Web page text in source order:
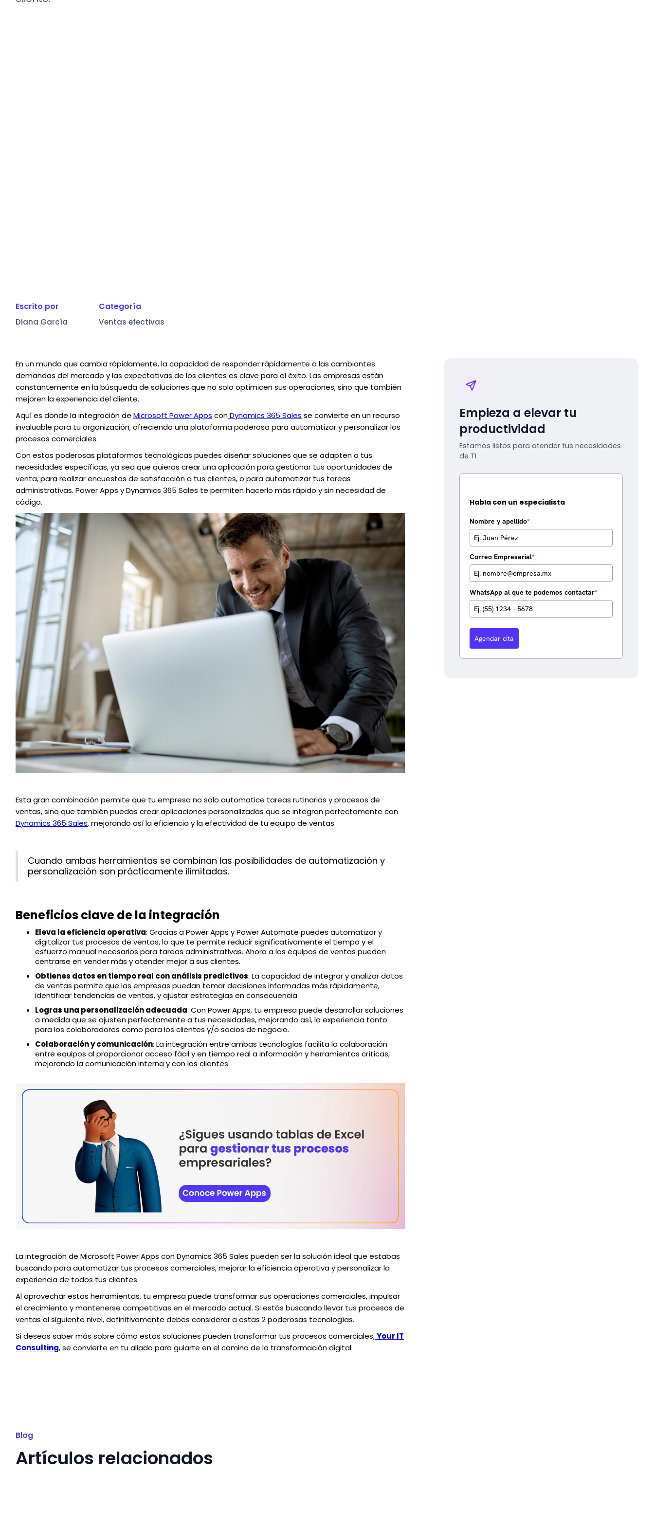
Escrito por
Diana García
Categoría
Ventas efectivas
En un mundo que cambia rápidamente, la capacidad de responder rápidamente a las cambiantes
demandas del mercado y las expectativas de los clientes es clave para el éxito. Las empresas están
constantemente en la búsqueda de soluciones que no solo optimicen sus operaciones, sino que también
mejoren la experiencia del cliente.
Aquí es donde la integración de Microsoft Power Apps conDynamics 365 Sales se convierte en un recurso
invaluable para tu organización, ofreciendo una plataforma poderosa para automatizar y personalizar los
procesos comerciales.
Con estas poderosas plataformas tecnológicas puedes diseñar soluciones que se adapten a tus
necesidades específicas, ya sea que quieras crear una aplicación para gestionar tus oportunidades de
venta, para realizar encuestas de satisfacción a tus clientes, o para automatizar tus tareas
administrativas. Power Apps y Dynamics 365 Sales te permiten hacerlo más rápido y sin necesidad de
código.
Esta gran combinación permite que tu empresa no solo automatice tareas rutinarias y procesos de
ventas, sino que también puedas crear aplicaciones personalizadas que se integran perfectamente con
Dynamics 365 Sales, mejorando así la eficiencia y la efectividad de tu equipo de ventas.
Cuando ambas herramientas se combinan las posibilidades de automatización y
personalización son prácticamente ilimitadas.
Beneficios clave de la integración
Eleva la eficiencia operativa: Gracias a Power Apps y Power Automate puedes automatizar y
digitalizar tus procesos de ventas, lo que te permite reducir significativamente el tiempo y el
esfuerzo manual necesarios para tareas administrativas. Ahora a los equipos de ventas pueden
centrarse en vender más y atender mejor a sus clientes.
Obtienes datos en tiempo real con análisis predictivos: La capacidad de integrar y analizar datos
de ventas permite que las empresas puedan tomar decisiones informadas más rápidamente,
identificar tendencias de ventas, y ajustar estrategias en consecuencia
Logras una personalización adecuada: Con Power Apps, tu empresa puede desarrollar soluciones
a medida que se ajusten perfectamente a tus necesidades, mejorando así, la experiencia tanto
para los colaboradores como para los clientes y/o socios de negocio.
Colaboración y comunicación: La integración entre ambas tecnologías facilita la colaboración
entre equipos al proporcionar acceso fácil y en tiempo real a información y herramientas críticas,
mejorando la comunicación interna y con los clientes.
La integración de Microsoft Power Apps con Dynamics 365 Sales pueden ser la solución ideal que estabas
buscando para automatizar tus procesos comerciales, mejorar la eficiencia operativa y personalizar la
experiencia de todos tus clientes.
Al aprovechar estas herramientas, tu empresa puede transformar sus operaciones comerciales, impulsar
el crecimiento y mantenerse competitivas en el mercado actual. Si estás buscando llevar tus procesos de
ventas al siguiente nivel, definitivamente debes considerar a estas 2 poderosas tecnologías.
Si deseas saber más sobre cómo estas soluciones pueden transformar tus procesos comerciales,Your IT
Consulting, se convierte en tu aliado para guiarte en el camino de la transformación digital.
Empieza a elevar tu
productividad
Estamos listos para atender tus necesidades
de TI
Habla con un especialista
Nombre y apellido*
Correo Empresarial*
WhatsApp al que te podemos contactar*
Agendar cita
Blog
Artículos relacionados